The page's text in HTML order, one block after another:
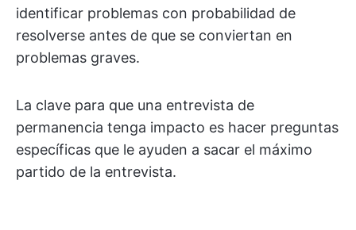
identificar problemas con probabilidad de
resolverse antes de que se conviertan en
problemas graves.
La clave para que una entrevista de
permanencia tenga impacto es hacer preguntas
específicas que le ayuden a sacar el máximo
partido de la entrevista.